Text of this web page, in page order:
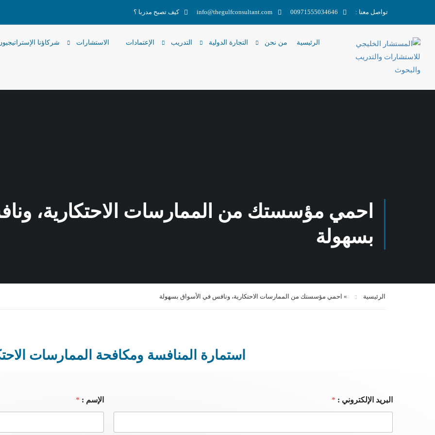
تواصل معنا : 00971555034646
info@thegulfconsultant.com كيف تصبح مدربا ؟
الرئيسية من نحن التجارة الدولية التدريب الإعتمادات الاستشارات شركاؤنا
احمي مؤسستك من الممارسات الاحتكارية،
بسهولة
الرئيسية » احمي مؤسستك من الممارسات الاحتكارية، ونافس في الأسواق بسهولة
استمارة المنافسة ومكافحة الممارسات
البريد الإلكتروني : * الإسم : *